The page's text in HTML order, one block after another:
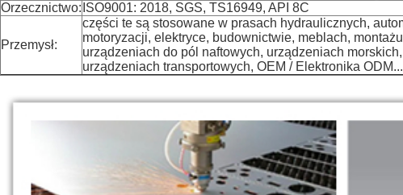
Orzecznictwo: ISO9001: 2018, SGS, TS16949, API 8C
Przemysł:
części te są stosowane w prasach hydraulicznych,
motoryzacji, elektryce, budownictwie, meblach,
urządzeniach do pól naftowych, urządzeniach
urządzeniach transportowych, OEM / Elektronika